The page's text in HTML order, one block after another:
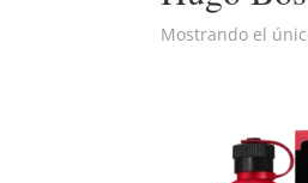
Mostrando el